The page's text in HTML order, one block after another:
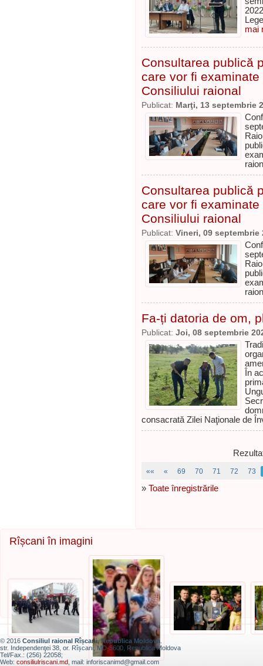
mai
Consultarea publică
care vor fi
Consiliului raional
Publicat: Marţi, 13 septembrie
Consultarea publică
care vor fi
Consiliului raional
Publicat: Vineri, 09 septembrie
Fa-ți datoria de om,
Publicat: Joi, 08 septembrie
În
consacrată Zilei Naţionale de
«« « 69 70 71 72 73
» Toate înregistrările
Rîșcani în imagini
© 2016 Consiliul raional Rîșcani, Republica Moldova
str. Independenţei 38, or. Rîșcani, MD-5600, Republica Moldova
Tel/Fax.: (256) 22058;
Web: consiliulriscani.md , mail: inforiscanimd@gmail.com